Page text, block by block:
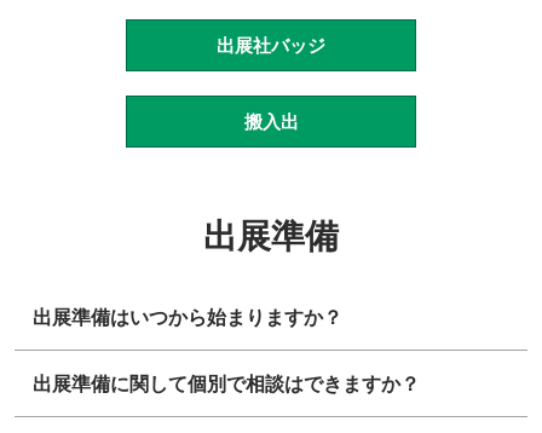
出展社バッジ
搬入出
出展準備
出展準備はいつから始まりますか？
出展準備に関して個別で相談はできますか？